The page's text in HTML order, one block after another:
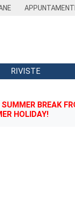
APPUNTAMENTI
RIVISTE
BREAK
HOLIDAY!